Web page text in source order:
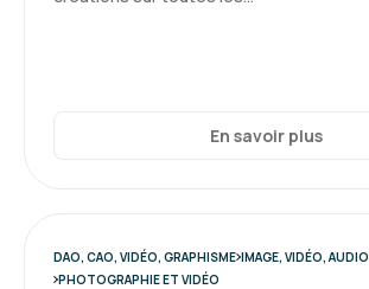
En savoir plus
DAO, CAO, VIDÉO, GRAPHISME IMAGE, VIDÉO, AUDIO
PHOTOGRAPHIE ET VIDÉO